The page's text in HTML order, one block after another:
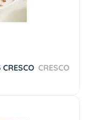
CRESCO